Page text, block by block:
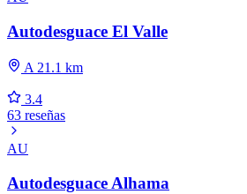
Autodesguace El Valle
A 21.1 km
3.4
63 reseñas
AU
Autodesguace Alhama